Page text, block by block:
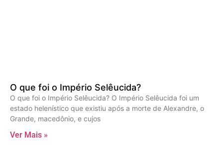
O que foi o Império Selêucida?
O que foi o Império Selêucida? O Império Selêucida foi um
estado helenístico que existiu após a morte de Alexandre, o
Grande, macedônio, e cujos
Ver Mais »